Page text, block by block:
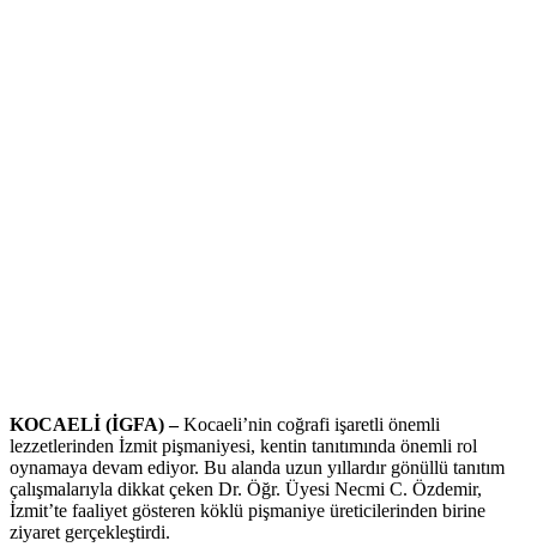
KOCAELİ (İGFA) –Kocaeli’nin coğrafi işaretli önemli
lezzetlerinden İzmit pişmaniyesi, kentin tanıtımında önemli rol
oynamaya devam ediyor. Bu alanda uzun yıllardır gönüllü tanıtım
çalışmalarıyla dikkat çeken Dr. Öğr. Üyesi Necmi C. Özdemir,
İzmit’te faaliyet gösteren köklü pişmaniye üreticilerinden birine
ziyaret gerçekleştirdi.